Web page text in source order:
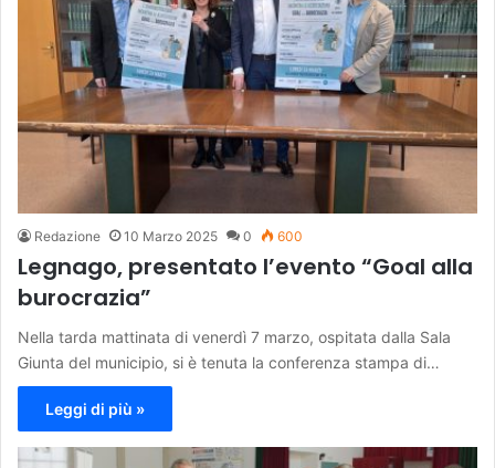
Redazione 10 Marzo 2025 0 600
Legnago, presentato l’evento “Goal alla
burocrazia”
Nella tarda mattinata di venerdì 7 marzo, ospitata dalla Sala
Giunta del municipio, si è tenuta la conferenza stampa di…
Leggi di più »